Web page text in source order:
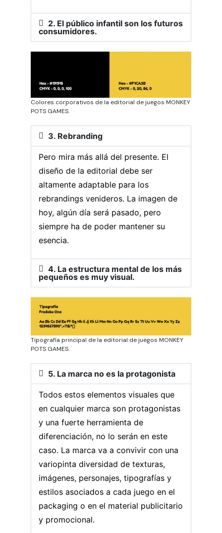
2. El público infantil son los futuros
consumidores.
Colores corporativos de la editorial de juegos MONKEY
POTS GAMES.
3. Rebranding
Pero mira más allá del presente. El
diseño de la editorial debe ser
altamente adaptable para los
rebrandings venideros. La imagen de
hoy, algún día será pasado, pero
siempre ha de poder mantener su
esencia.
4. La estructura mental de los más
pequeños es muy visual.
Tipografía principal de la editorial de juegos MONKEY
POTS GAMES.
5. La marca no es la protagonista
Todos estos elementos visuales que
en cualquier marca son protagonistas
y una fuerte herramienta de
diferenciación, no lo serán en este
caso. La marca va a convivir con una
variopinta diversidad de texturas,
imágenes, personajes, tipografías y
estilos asociados a cada juego en el
packaging o en el material publicitario
y promocional.